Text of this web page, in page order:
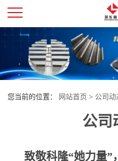
公
司
您当前的位置： 网站首页 > 公司动
公司
致敬科隆“她力量”